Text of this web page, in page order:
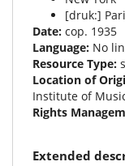
[druk:]
Date: cop. 1935
Language: No
Resource Type:
Location of
Institute of
Rights
Extended